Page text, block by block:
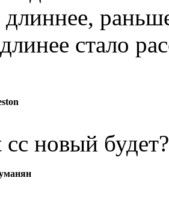
стало
cc новый будет?